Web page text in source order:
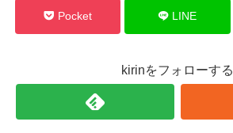
Pocket LINE
kirinをフォローする